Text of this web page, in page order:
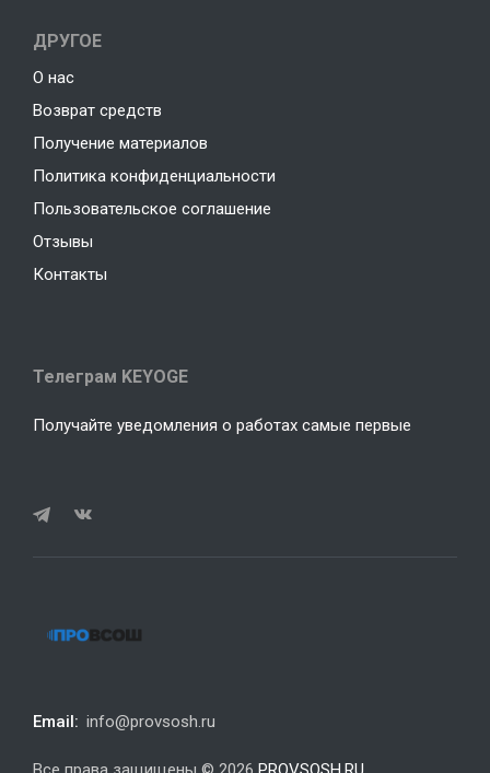
ДРУГОЕ
О нас
Возврат средств
Получение материалов
Политика конфиденциальности
Пользовательское соглашение
Отзывы
Контакты
Телеграм KEYOGE
Получайте уведомления о работах самые первые
Email: info@provsosh.ru